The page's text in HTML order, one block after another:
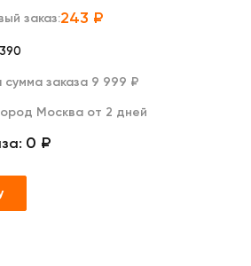
Мягкие игрушки
заказ:243 ₽
390
сумма заказа 9 999 ₽
Москва от 2 дней
0 ₽